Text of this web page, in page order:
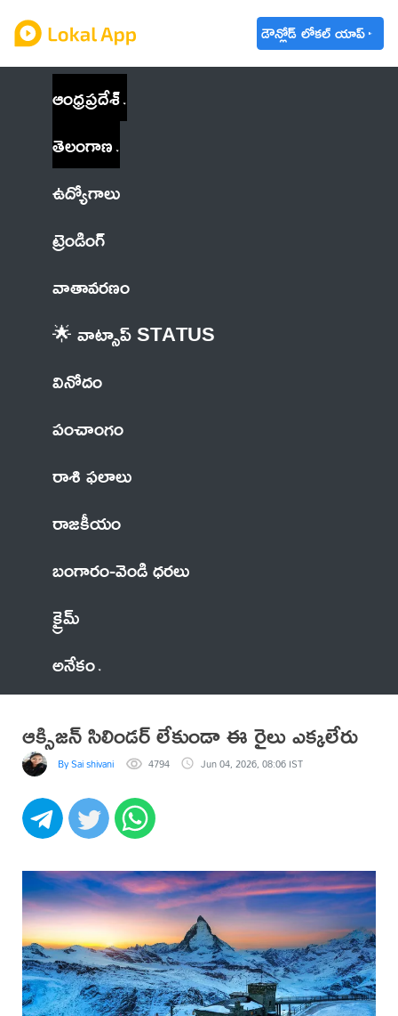
డౌన్లోడ్ లోకల్ యాప్
ఆంధ్రప్రదేశ్
తెలంగాణ
ఉద్యోగాలు
ట్రెండింగ్
వాతావరణం
🌟 వాట్సాప్ STATUS
వినోదం
పంచాంగం
రాశి ఫలాలు
రాజకీయం
బంగారం-వెండి ధరలు
క్రైమ్
అనేకం
ఆక్సిజన్ సిలిండర్ లేకుండా ఈ రైలు ఎక్కలేరు
By Sai shivani 4794 Jun 04, 2026, 08:06 IST